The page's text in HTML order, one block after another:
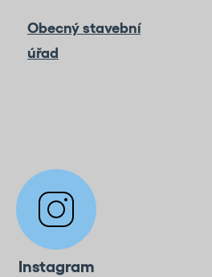
Obecný stavební
úřad
Instagram